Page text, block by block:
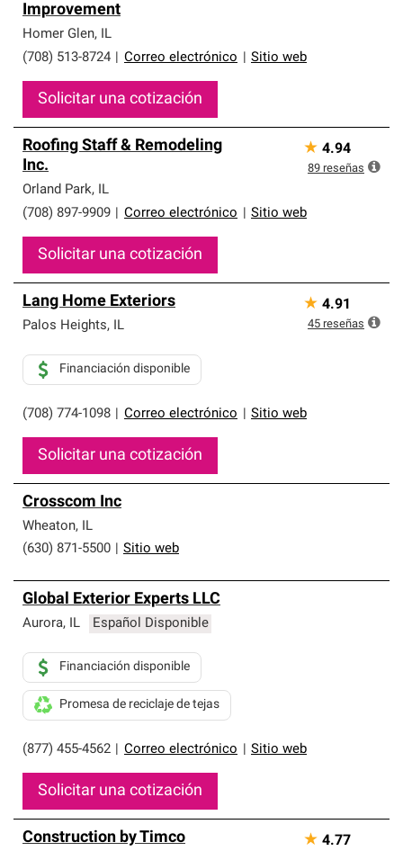
Improvement
Homer Glen, IL
(708) 513-8724
Correo electrónico Sitio web
Solicitar una cotización
Roofing Staff & Remodeling
Inc.
Orland Park, IL
(708) 897-9909
Correo electrónico Sitio web
Solicitar una cotización
★ 4.94
89 reseñas
Lang Home Exteriors
Palos Heights, IL
(708) 774-1098 Correo electrónico Sitio web
Financiación disponible
Solicitar una cotización
★ 4.91
45 reseñas
Crosscom Inc
Wheaton, IL
(630) 871-5500
Sitio web
Global Exterior Experts LLC
Aurora, IL Español Disponible
(877) 455-4562 Correo electrónico Sitio web
Financiación disponible
Promesa de reciclaje de tejas
Solicitar una cotización
Construction by Timco ★ 4.77